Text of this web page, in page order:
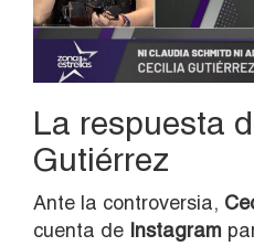
La respuesta
Gutiérrez
Ante la controversia,
cuenta de Instagram